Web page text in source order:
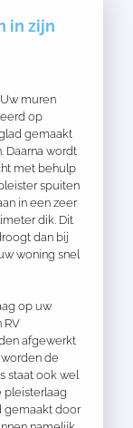
in zijn
muren
op
gemaakt
Daarna wordt
met behulp
spuiten
in een zeer
dik. Dit
dan bij
woning snel
op uw
RV
afgewerkt
de
staat ook wel
pleisterlaag
gemaakt door